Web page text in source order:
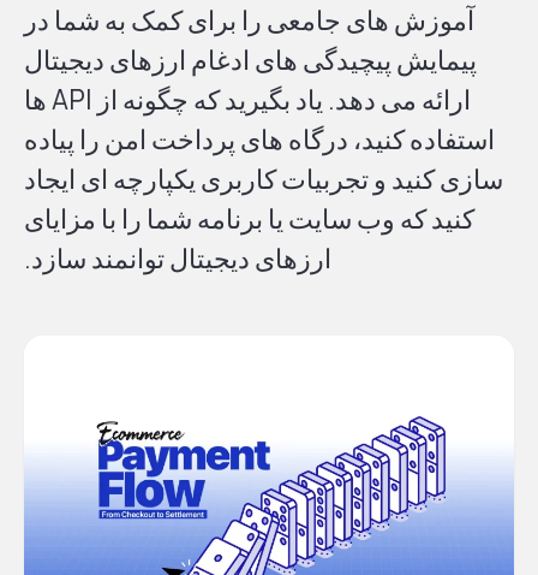
آموزش های جامعی را برای کمک به شما در
پیمایش پیچیدگی های ادغام ارزهای دیجیتال
ارائه می دهد. یاد بگیرید که چگونه از API ها
استفاده کنید، درگاه های پرداخت امن را پیاده
سازی کنید و تجربیات کاربری یکپارچه ای ایجاد
کنید که وب سایت یا برنامه شما را با مزایای
ارزهای دیجیتال توانمند سازد.